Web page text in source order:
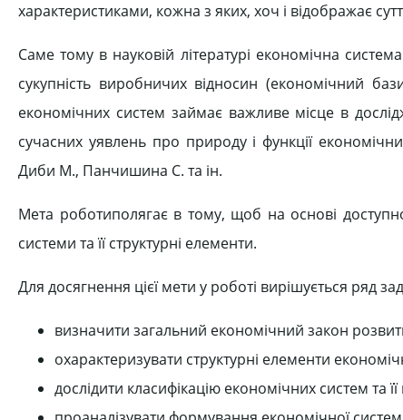
характеристиками, кожна з яких, хоч і відображає
Саме тому в науковій літературі економічна
сукупність виробничих відносин (економічний
економічних систем займає важливе місце в
сучасних уявлень про природу і функції
Диби М., Панчишина С. та ін.
Мета роботиполягає в тому, щоб на основі
системи та її структурні елементи.
Для досягнення цієї мети у роботі вирішується ряд
визначити загальний економічний закон
охарактеризувати структурні елементи
дослідити класифікацію економічних систем та її